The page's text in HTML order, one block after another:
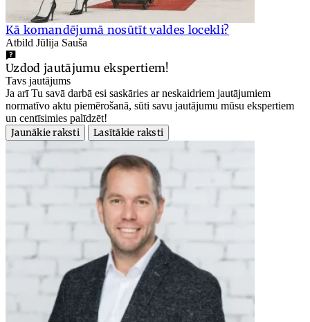
Kā komandējumā nosūtīt valdes locekli?
Atbild Jūlija Sauša
Uzdod jautājumu ekspertiem!
Tavs jautājums
Ja arī Tu savā darbā esi saskāries ar neskaidriem jautājumiem
normatīvo aktu piemērošanā, sūti savu jautājumu mūsu ekspertiem
un centīsimies palīdzēt!
Jaunākie raksti
Lasītākie raksti